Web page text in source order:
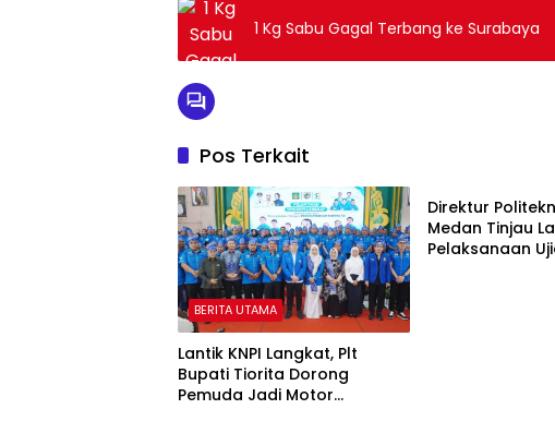
1 Kg Sabu Gagal Terbang ke Surabaya
Pos Terkait
BERITA UTAMA
Lantik KNPI Langkat, Plt
Bupati Tiorita Dorong
Pemuda Jadi Motor
Direktur
Medan Tinjau
Pelaksanaan